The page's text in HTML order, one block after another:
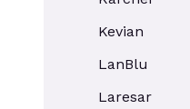
Kevian
LanBlu
Laresar